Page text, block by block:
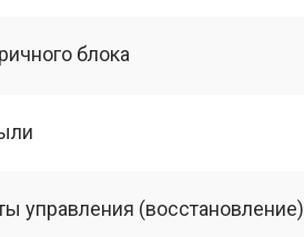
блока
управления (восстановление)